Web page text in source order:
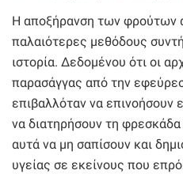
Η αποξήρανση των φρούτων
παλαιότερες μεθόδους
ιστορία. Δεδομένου ότι οι
παρασάγγας από την
επιβαλλόταν να επινοήσουν
να διατηρήσουν τη
αυτά να μη σαπίσουν και
υγείας σε εκείνους που